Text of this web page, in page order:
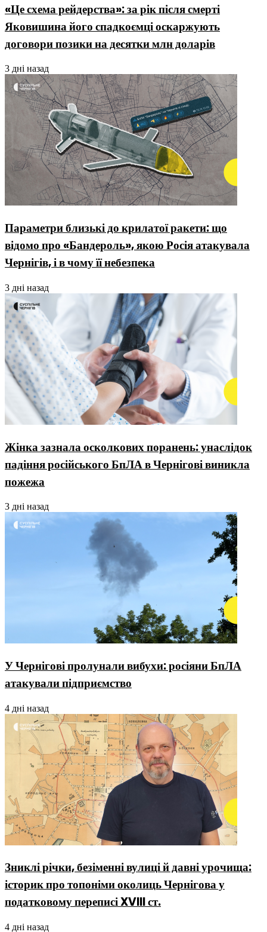
«Це схема рейдерства»: за рік після смерті
Яковишина його спадкоємці оскаржують
договори позики на десятки млн доларів
3 дні назад
Параметри близькі до крилатої ракети: що
відомо про «Бандероль», якою Росія атакувала
Чернігів, і в чому її небезпека
3 дні назад
Жінка зазнала осколкових поранень: унаслідок
падіння російського БпЛА в Чернігові виникла
пожежа
3 дні назад
У Чернігові пролунали вибухи: росіяни БпЛА
атакували підприємство
4 дні назад
Зниклі річки, безіменні вулиці й давні урочища:
історик про топоніми околиць Чернігова у
податковому переписі XVIII ст.
4 дні назад